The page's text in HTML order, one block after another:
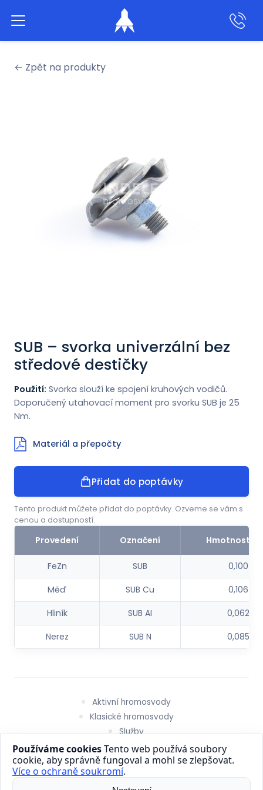
ENGLISH
← Zpět na produkty
SUB – svorka univerzální bez
středové destičky
Použití: Svorka slouží ke spojení kruhových vodičů.
Doporučený utahovací moment pro svorku SUB je 25
Nm.
Materiál a přepočty
Přidat do poptávky
Tento produkt můžete přidat do poptávky. Ozveme se vám s
cenou a dostupností.
Provedení Označení Hmotnost
FeZn SUB
0,100
Měď
SUB Cu
0,106
Hliník
SUB AI
0,062
Nerez
SUB N 0,085
Aktivní hromosvody
Klasické hromosvody
Služby
O nás
Kontakt
Obchodní podmínky